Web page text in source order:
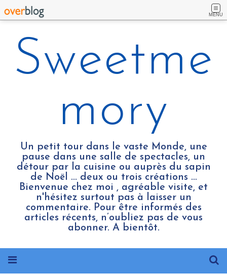
MENU
Sweetme
mory
Un petit tour dans le vaste Monde, une
pause dans une salle de spectacles, un
détour par la cuisine ou auprès du sapin
de Noël ... deux ou trois créations …
Bienvenue chez moi , agréable visite, et
n'hésitez surtout pas à laisser un
commentaire. Pour être informés des
articles récents, n’oubliez pas de vous
abonner. A bientôt.